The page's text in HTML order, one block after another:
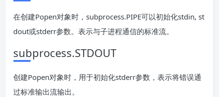
在创建Popen对象时，subprocess.PIPE可以初始化stdin, st
dout或stderr参数。表示与子进程通信的标准流。
subprocess.STDOUT
创建Popen对象时，用于初始化stderr参数，表示将错误通
过标准输出流输出。